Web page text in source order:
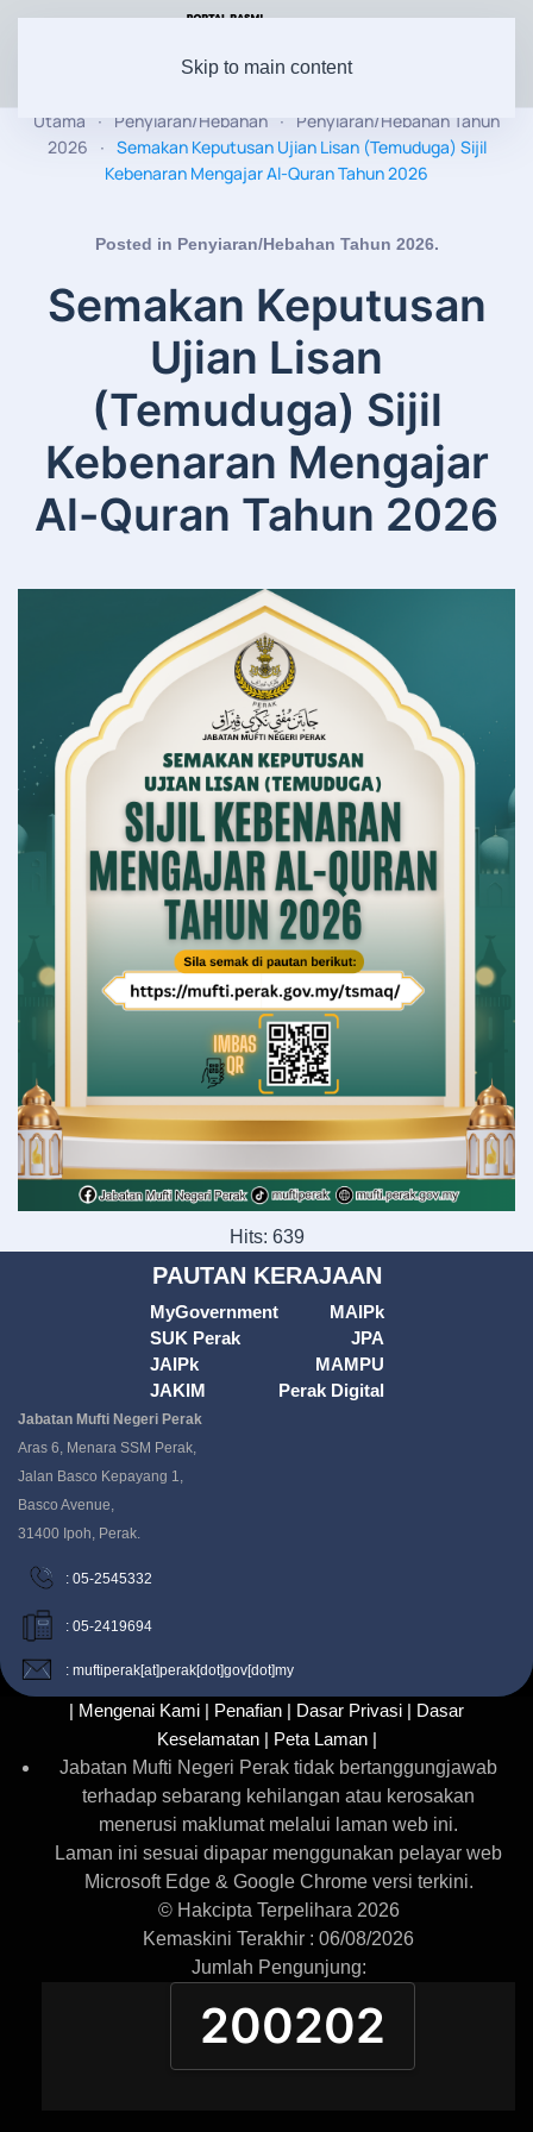
Skip to main content
Utama Penyiaran/Hebahan
Penyiaran/Hebahan Tahun
2026
Semakan Keputusan Ujian Lisan (Temuduga) Sijil
Kebenaran Mengajar Al-Quran Tahun 2026
Posted in Penyiaran/Hebahan Tahun 2026.
Semakan Keputusan
Ujian Lisan
(Temuduga) Sijil
Kebenaran Mengajar
Al-Quran Tahun 2026
Hits: 639
PAUTAN KERAJAAN
MyGovernment
SUK Perak
JAIPk
JAKIM
MAIPk
JPA
MAMPU
Perak Digital
Jabatan Mufti Negeri Perak
Aras 6, Menara SSM Perak,
Jalan Basco Kepayang 1,
Basco Avenue,
31400 Ipoh, Perak.
: 05-2545332
: 05-2419694
: muftiperak[at]perak[dot]gov[dot]my
| Mengenai Kami | Penafian | Dasar Privasi | Dasar
Keselamatan | Peta Laman |
Jabatan Mufti Negeri Perak tidak bertanggungjawab
terhadap sebarang kehilangan atau kerosakan
menerusi maklumat melalui laman web ini.
Laman ini sesuai dipapar menggunakan pelayar web
Microsoft Edge & Google Chrome versi terkini.
© Hakcipta Terpelihara 2026
Kemaskini Terakhir : 06/08/2026
Jumlah Pengunjung:
200202